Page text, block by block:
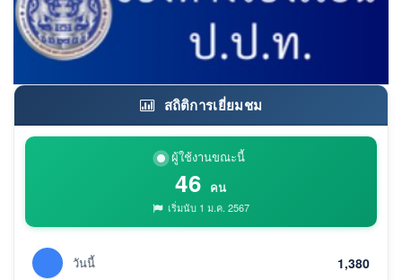
สถิติการเยี่ยมชม
ผู้ใช้งานขณะนี้
46 คน
เริ่มนับ 1 ม.ค. 2567
วันนี้ 1,380